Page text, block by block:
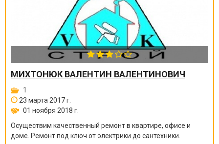
МИХТОНЮК ВАЛЕНТИН ВАЛЕНТИНОВИЧ
1
23 марта 2017 г.
01 ноября 2018 г.
Осуществим качественный ремонт в квартире, офисе и
доме. Ремонт под ключ от электрики до сантехники.